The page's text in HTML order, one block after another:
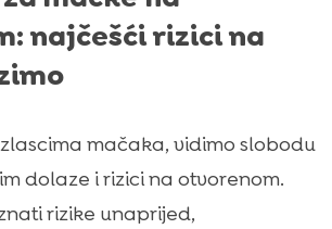
najčešći rizici na
mačaka, vidimo slobodu
dolaze i rizici na otvorenom.
rizike unaprijed,